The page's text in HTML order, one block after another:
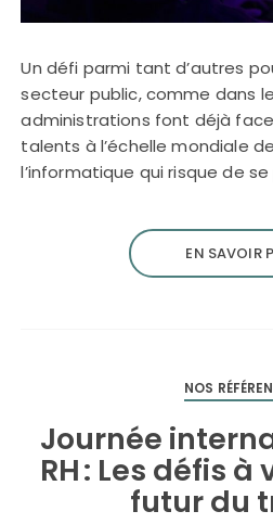
Un défi parmi tant d’autres
secteur public, comme dans
administrations font déjà
talents à l’échelle mondiale
l’informatique qui risque de
EN SAVOIR
NOS
Journée
RH : Les défis
futur du